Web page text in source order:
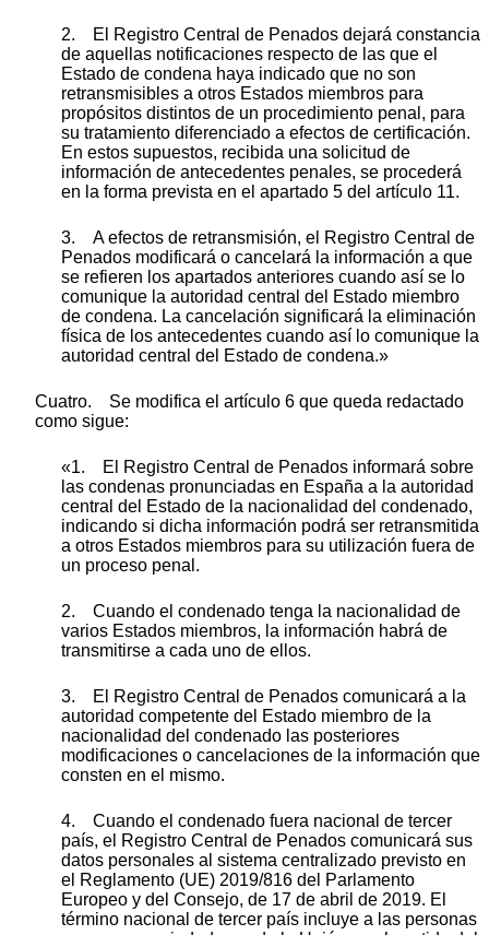
2. El Registro Central de Penados dejará constancia
de aquellas notificaciones respecto de las que el
Estado de condena haya indicado que no son
retransmisibles a otros Estados miembros para
propósitos distintos de un procedimiento penal, para
su tratamiento diferenciado a efectos de certificación.
En estos supuestos, recibida una solicitud de
información de antecedentes penales, se procederá
en la forma prevista en el apartado 5 del artículo 11.
3. A efectos de retransmisión, el Registro Central de
Penados modificará o cancelará la información a que
se refieren los apartados anteriores cuando así se lo
comunique la autoridad central del Estado miembro
de condena. La cancelación significará la eliminación
física de los antecedentes cuando así lo comunique la
autoridad central del Estado de condena.»
Cuatro. Se modifica el artículo 6 que queda redactado
como sigue:
«1. El Registro Central de Penados informará sobre
las condenas pronunciadas en España a la autoridad
central del Estado de la nacionalidad del condenado,
indicando si dicha información podrá ser retransmitida
a otros Estados miembros para su utilización fuera de
un proceso penal.
2. Cuando el condenado tenga la nacionalidad de
varios Estados miembros, la información habrá de
transmitirse a cada uno de ellos.
3. El Registro Central de Penados comunicará a la
autoridad competente del Estado miembro de la
nacionalidad del condenado las posteriores
modificaciones o cancelaciones de la información que
consten en el mismo.
4. Cuando el condenado fuera nacional de tercer
país, el Registro Central de Penados comunicará sus
datos personales al sistema centralizado previsto en
el Reglamento (UE) 2019/816 del Parlamento
Europeo y del Consejo, de 17 de abril de 2019. El
término nacional de tercer país incluye a las personas